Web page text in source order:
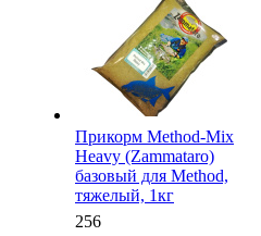
Прикорм Method-Mix
Heavy (Zammataro)
базовый для Method,
тяжелый, 1кг
256